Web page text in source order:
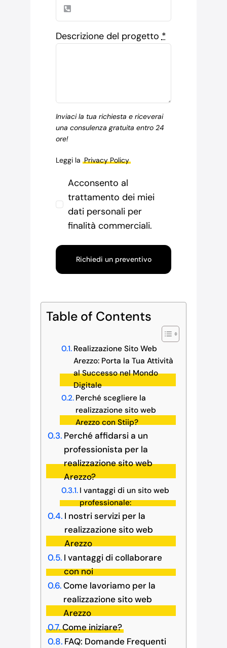
Descrizione del progetto *
Inviaci la tua richiesta e riceverai
una consulenza gratuita entro 24
ore!
Leggi la Privacy Policy
Acconsento al
trattamento dei miei
dati personali per
finalità commerciali.
Richiedi un preventivo
Table of Contents
Realizzazione Sito Web
Arezzo: Porta la Tua Attività
al Successo nel Mondo
Digitale
Perché scegliere la
realizzazione sito web
Arezzo con Stiip?
Perché affidarsi a un
professionista per la
realizzazione sito web
Arezzo?
I vantaggi di un sito web
professionale:
I nostri servizi per la
realizzazione sito web
Arezzo
I vantaggi di collaborare
con noi
Come lavoriamo per la
realizzazione sito web
Arezzo
Come iniziare?
FAQ: Domande Frequenti